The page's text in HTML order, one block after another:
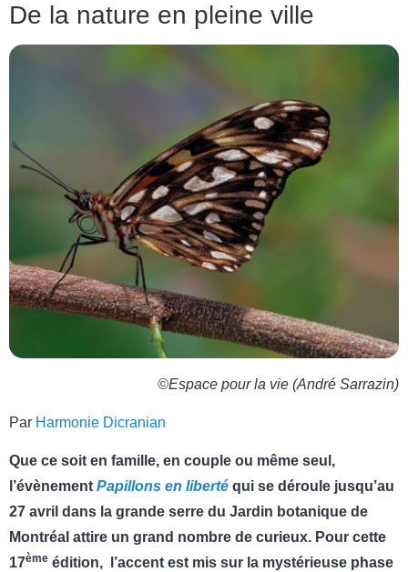
De la nature en pleine ville
©Espace pour la vie (André Sarrazin)
Par Harmonie Dicranian
Que ce soit en famille, en couple ou même seul,
l’évènement Papillons en liberté qui se déroule jusqu’au
27 avril dans la grande serre du Jardin botanique de
Montréal attire un grand nombre de curieux. Pour cette
17ème édition, l’accent est mis sur la mystérieuse phase